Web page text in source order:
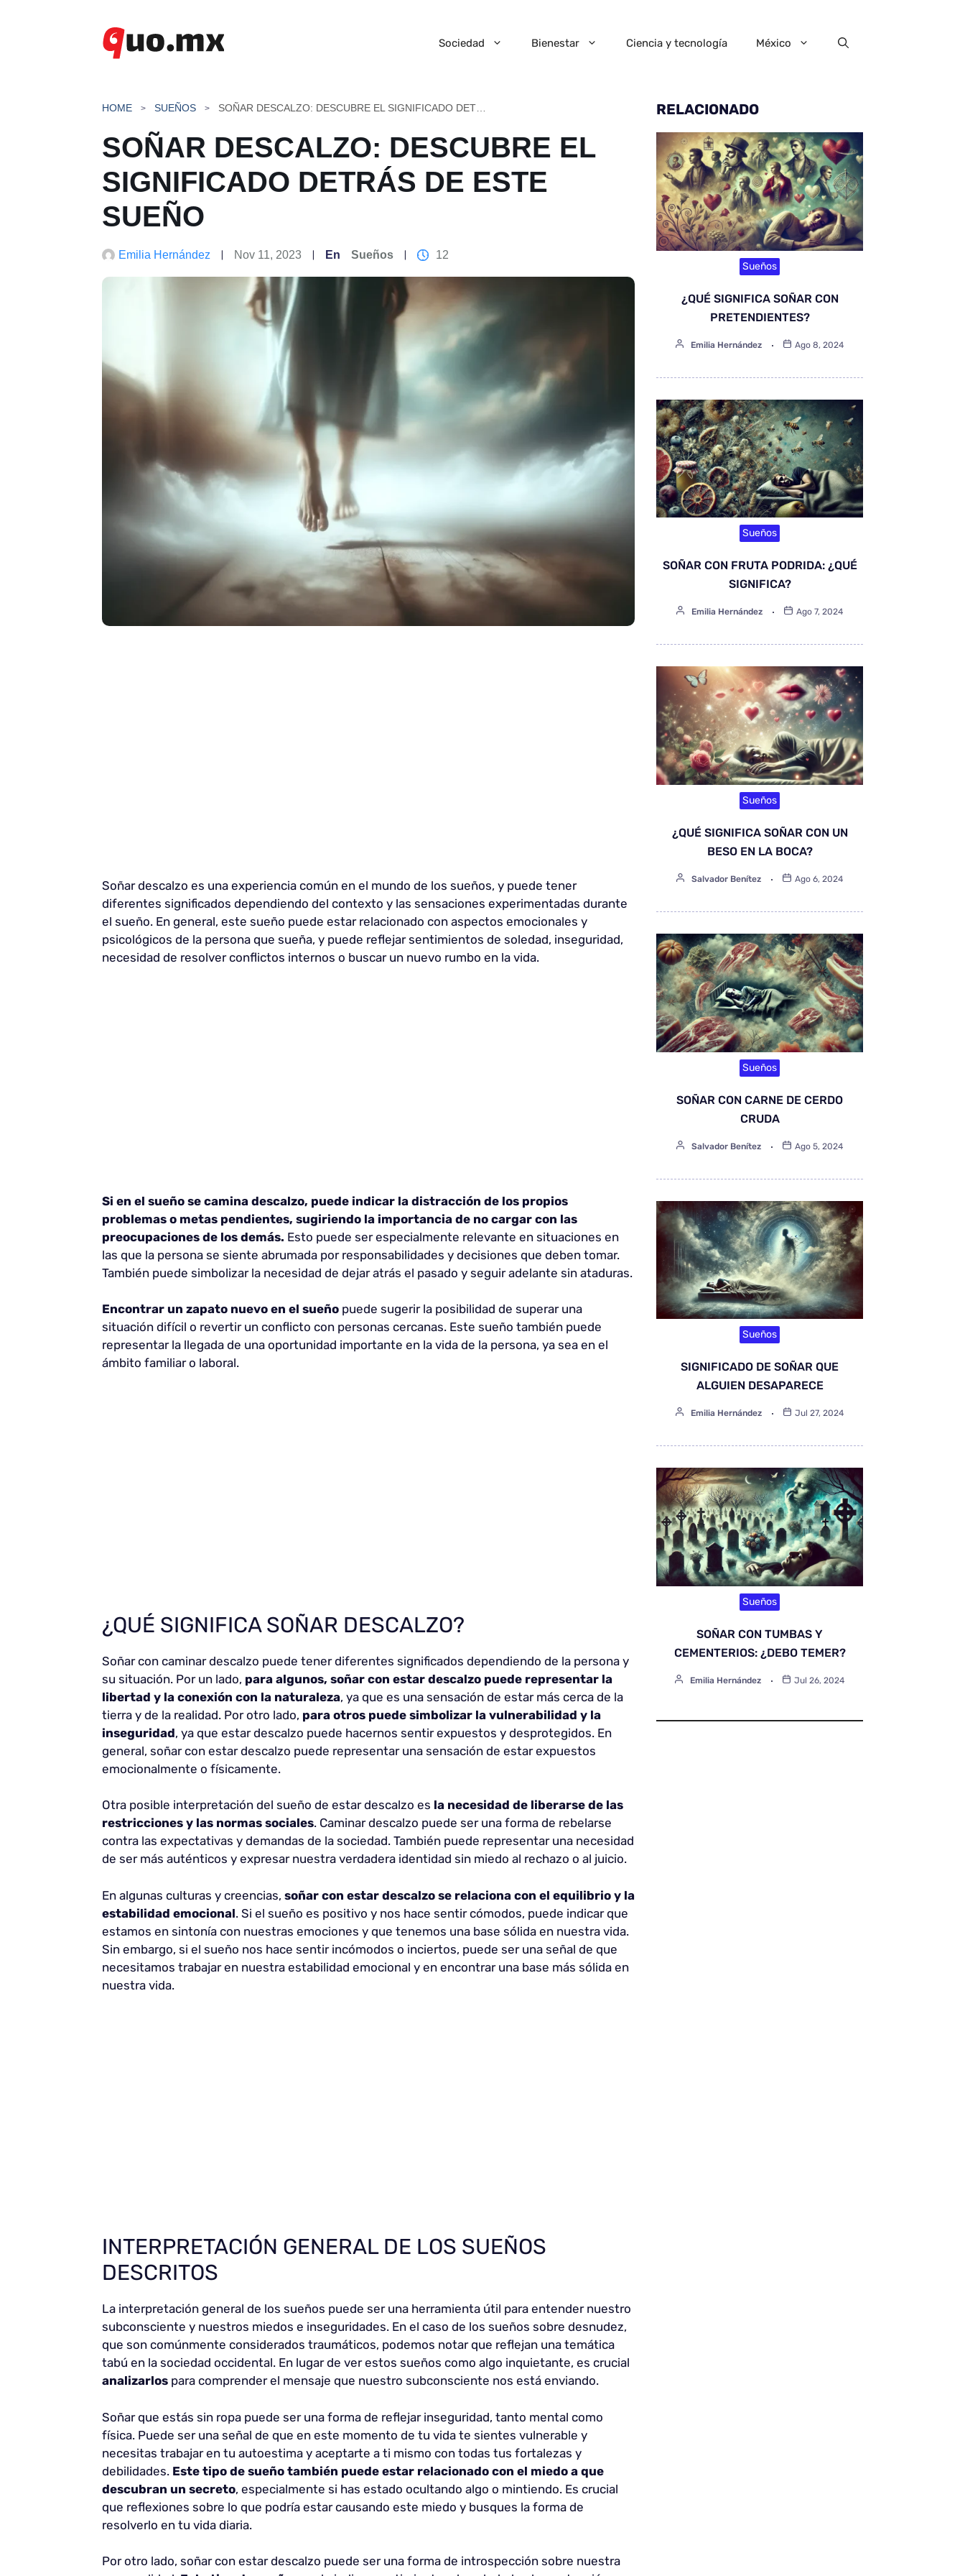
Sociedad Bienestar Ciencia y tecnología México
HOME SUEÑOS
SOÑAR DESCALZO: DESCUBRE EL
SIGNIFICADO DETRÁS DE ESTE
SUEÑO
Emilia Hernández Nov 11, 2023 En Sueños 12
Soñar descalzo es una experiencia común en el mundo de los sueños, y puede tener
diferentes significados dependiendo del contexto y las sensaciones experimentadas durante
el sueño. En general, este sueño puede estar relacionado con aspectos emocionales y
psicológicos de la persona que sueña, y puede reflejar sentimientos de soledad, inseguridad,
necesidad de resolver conflictos internos o buscar un nuevo rumbo en la vida.
Si en el sueño se camina descalzo, puede indicar la distracción de los propios
problemas o metas pendientes, sugiriendo la importancia de no cargar con las
preocupaciones de los demás. Esto puede ser especialmente relevante en situaciones en
las que la persona se siente abrumada por responsabilidades y decisiones que deben tomar.
También puede simbolizar la necesidad de dejar atrás el pasado y seguir adelante sin ataduras.
Encontrar un zapato nuevo en el sueño puede sugerir la posibilidad de superar una
situación difícil o revertir un conflicto con personas cercanas. Este sueño también puede
representar la llegada de una oportunidad importante en la vida de la persona, ya sea en el
ámbito familiar o laboral.
¿QUÉ SIGNIFICA SOÑAR DESCALZO?
Soñar con caminar descalzo puede tener diferentes significados dependiendo de la persona y
su situación. Por un lado, para algunos, soñar con estar descalzo puede representar la
libertad y la conexión con la naturaleza, ya que es una sensación de estar más cerca de la
tierra y de la realidad. Por otro lado, para otros puede simbolizar la vulnerabilidad y la
inseguridad, ya que estar descalzo puede hacernos sentir expuestos y desprotegidos. En
general, soñar con estar descalzo puede representar una sensación de estar expuestos
emocionalmente o físicamente.
Otra posible interpretación del sueño de estar descalzo es la necesidad de liberarse de las
restricciones y las normas sociales. Caminar descalzo puede ser una forma de rebelarse
contra las expectativas y demandas de la sociedad. También puede representar una necesidad
de ser más auténticos y expresar nuestra verdadera identidad sin miedo al rechazo o al juicio.
En algunas culturas y creencias, soñar con estar descalzo se relaciona con el equilibrio y la
estabilidad emocional. Si el sueño es positivo y nos hace sentir cómodos, puede indicar que
estamos en sintonía con nuestras emociones y que tenemos una base sólida en nuestra vida.
Sin embargo, si el sueño nos hace sentir incómodos o inciertos, puede ser una señal de que
necesitamos trabajar en nuestra estabilidad emocional y en encontrar una base más sólida en
nuestra vida.
INTERPRETACIÓN GENERAL DE LOS SUEÑOS
DESCRITOS
La interpretación general de los sueños puede ser una herramienta útil para entender nuestro
subconsciente y nuestros miedos e inseguridades. En el caso de los sueños sobre desnudez,
que son comúnmente considerados traumáticos, podemos notar que reflejan una temática
tabú en la sociedad occidental. En lugar de ver estos sueños como algo inquietante, es crucial
analizarlos para comprender el mensaje que nuestro subconsciente nos está enviando.
Soñar que estás sin ropa puede ser una forma de reflejar inseguridad, tanto mental como
física. Puede ser una señal de que en este momento de tu vida te sientes vulnerable y
necesitas trabajar en tu autoestima y aceptarte a ti mismo con todas tus fortalezas y
debilidades. Este tipo de sueño también puede estar relacionado con el miedo a que
descubran un secreto, especialmente si has estado ocultando algo o mintiendo. Es crucial
que reflexiones sobre lo que podría estar causando este miedo y busques la forma de
resolverlo en tu vida diaria.
Por otro lado, soñar con estar descalzo puede ser una forma de introspección sobre nuestra
RELACIONADO
Sueños
¿QUÉ SIGNIFICA SOÑAR CON
PRETENDIENTES?
Emilia Hernández Ago 8, 2024
Sueños
SOÑAR CON FRUTA PODRIDA: ¿QUÉ
SIGNIFICA?
Emilia Hernández Ago 7, 2024
Sueños
¿QUÉ SIGNIFICA SOÑAR CON UN
BESO EN LA BOCA?
Salvador Benítez Ago 6, 2024
Sueños
SOÑAR CON CARNE DE CERDO
CRUDA
Salvador Benítez Ago 5, 2024
Sueños
SIGNIFICADO DE SOÑAR QUE
ALGUIEN DESAPARECE
Emilia Hernández Jul 27, 2024
Sueños
SOÑAR CON TUMBAS Y
CEMENTERIOS: ¿DEBO TEMER?
Emilia Hernández Jul 26, 2024